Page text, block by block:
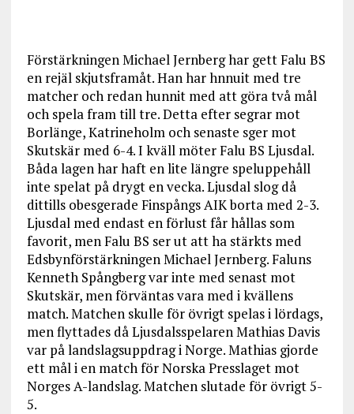
Förstärkningen Michael Jernberg har gett Falu BS
en rejäl skjutsframåt. Han har hnnuit med tre
matcher och redan hunnit med att göra två mål
och spela fram till tre. Detta efter segrar mot
Borlänge, Katrineholm och senaste sger mot
Skutskär med 6-4. I kväll möter Falu BS Ljusdal.
Båda lagen har haft en lite längre speluppehåll
inte spelat på drygt en vecka. Ljusdal slog då
dittills obesgerade Finspångs AIK borta med 2-3.
Ljusdal med endast en förlust får hållas som
favorit, men Falu BS ser ut att ha stärkts med
Edsbynförstärkningen Michael Jernberg. Faluns
Kenneth Spångberg var inte med senast mot
Skutskär, men förväntas vara med i kvällens
match. Matchen skulle för övrigt spelas i lördags,
men flyttades då Ljusdalsspelaren Mathias Davis
var på landslagsuppdrag i Norge. Mathias gjorde
ett mål i en match för Norska Presslaget mot
Norges A-landslag. Matchen slutade för övrigt 5-
5.